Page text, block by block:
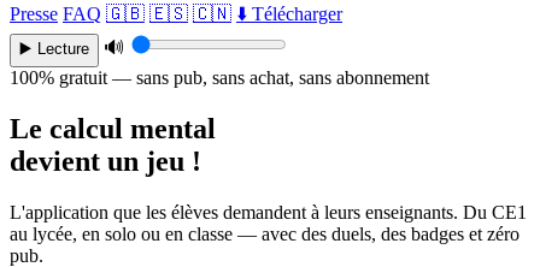
Presse FAQ 🇬🇧 🇪🇸 🇨🇳 ⬇️ Télécharger
▶️ Lecture
🔊
100% gratuit — sans pub, sans achat, sans abonnement
Le calcul mental
devient un jeu !
L'application que les élèves demandent à leurs enseignants. Du CE1
au lycée, en solo ou en classe — avec des duels, des badges et zéro
pub.